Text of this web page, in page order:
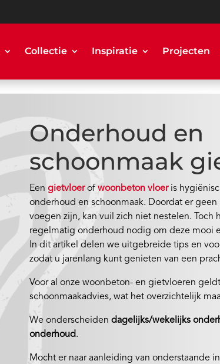
Collectie Inspiratie Projecten
Onderhoud en
schoonmaak
Eengietvloerofwoonbeton vloer is
onderhoud en schoonmaak. Doordat er geen
voegen zijn, kan vuil zich niet nestelen. Toch
regelmatig onderhoud nodig om deze mooi
In dit artikel delen we uitgebreide tips en
zodat u jarenlang kunt genieten van een
Voor al onze woonbeton- en gietvloeren
schoonmaakadvies, wat het overzichtelijk
We onderscheidendagelijks/wekelijks
onderhoud.
Mocht er naar aanleiding van onderstaande